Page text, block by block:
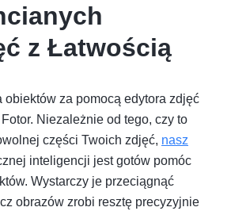
z Łatwością
za pomocą edytora zdjęć
Niezależnie od tego, czy to
części Twoich zdjęć, nasz
inteligencji jest gotów pomóc
Wystarczy je przeciągnąć
obrazów zrobi resztę precyzyjnie